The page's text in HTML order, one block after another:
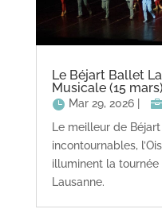
Le Béjart Ballet
Musicale (15 mars)
Mar 29, 2026|
Le meilleur de
incontournables,
illuminent la
Lausanne.